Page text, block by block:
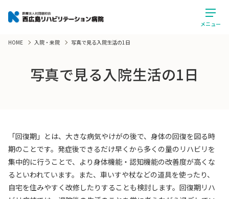
メニュー
HOME 入院・来院 写真で見る入院生活の1日
写真で見る入院生活の1日
「回復期」とは、大きな病気やけがの後で、身体の回復を図る時
期のことです。発症後できるだけ早くから多くの量のリハビリを
集中的に行うことで、より身体機能・認知機能の改善度が高くな
るといわれています。また、車いすや杖などの道具を使ったり、
自宅を住みやすく改修したりすることも検討します。回復期リハ